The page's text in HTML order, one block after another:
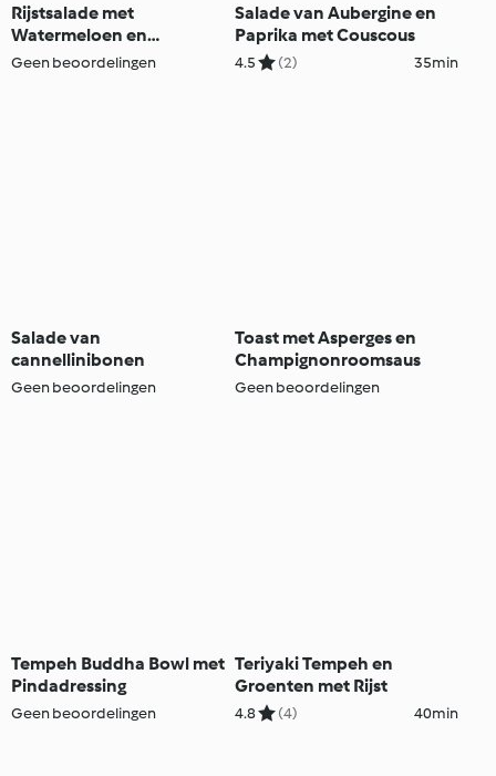
Rijstsalade met
Watermeloen en
Mozzarella
Geen beoordelingen
Salade van Aubergine en
Paprika met Couscous
4.5 (2) 35min
Salade van
cannellinibonen
Geen beoordelingen
Toast met Asperges en
Champignonroomsaus
Geen beoordelingen
Tempeh Buddha Bowl met
Pindadressing
Geen beoordelingen
Teriyaki Tempeh en
Groenten met Rijst
4.8 (4) 40min